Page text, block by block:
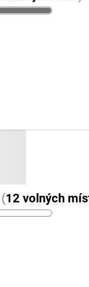
12 volných